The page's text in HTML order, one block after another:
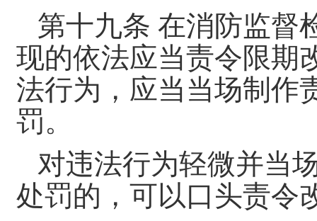
第十九条 在消防监督
现的依法应当责令限期
法行为，应当当场制作
罚。
对违法行为轻微并当
处罚的，可以口头责令